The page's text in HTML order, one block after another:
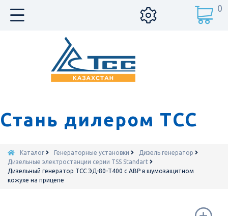
Стань дилером ТСС
0
Каталог Генераторные установки
Дизель генератор
Дизельные электростанции серии TSS Standart
Дизельный генератор ТСС ЭД-80-Т400 с АВР в шумозащитном
кожухе на прицепе